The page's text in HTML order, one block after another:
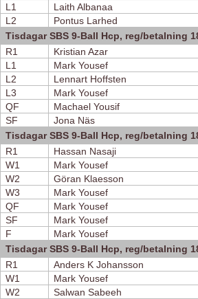
L1
Laith Albanaa
L2
Pontus Larhed
Tisdagar SBS 9-Ball Hcp, reg/betalning
R1
Kristian Azar
L1
Mark Yousef
L2
Lennart Hoffsten
L3
Mark Yousef
QF
Machael Yousif
SF
Jona Näs
Tisdagar SBS 9-Ball Hcp, reg/betalning
R1
Hassan Nasaji
W1
Mark Yousef
W2
Göran Klaesson
W3
Mark Yousef
QF
Mark Yousef
SF
Mark Yousef
F
Mark Yousef
Tisdagar SBS 9-Ball Hcp, reg/betalning
R1
Anders K Johansson
W1
Mark Yousef
W2
Salwan Sabeeh